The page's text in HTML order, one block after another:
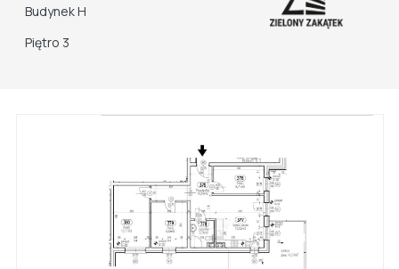
Budynek H
Piętro 3